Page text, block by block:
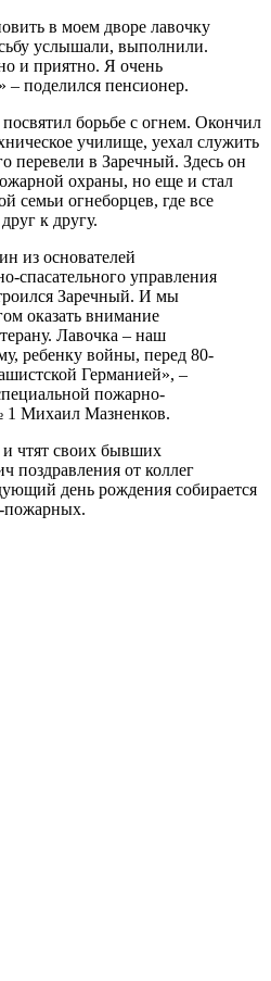
в моем дворе лавочку
услышали, выполнили.
и приятно. Я очень
– поделился пенсионер.
борьбе с огнем. Окончил
училище, уехал служить
перевели в Заречный. Здесь он
охраны, но еще и стал
семьи огнеборцев, где все
к другу.
из основателей
спасательного управления
Заречный. И мы
оказать внимание
Лавочка – наш
ребенку войны, перед 80-
Германией», –
пожарно-
1 Михаил Мазненков.
чтят своих бывших
поздравления от коллег
день рождения собирается
пожарных.